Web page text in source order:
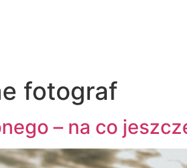
fotograf
– na co